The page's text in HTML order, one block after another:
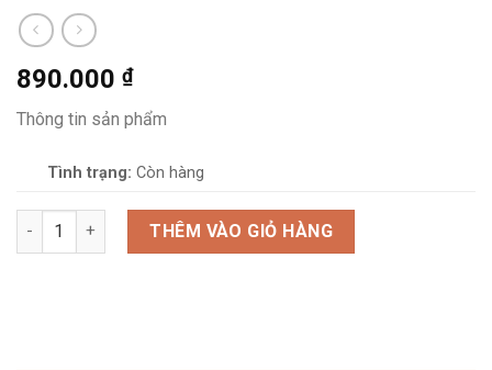
890.000 ₫
Thông tin sản phẩm
Tình trạng: Còn hàng
Bộ Thất Tinh Mắt Hổ Đỏ_Nhỏ số lượng
THÊM VÀO GIỎ HÀNG